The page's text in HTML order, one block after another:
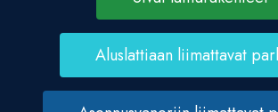
Aluslattiaan liimattavat